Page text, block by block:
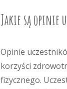
Jakie są opinie
Opinie
korzyści
fizycznego.